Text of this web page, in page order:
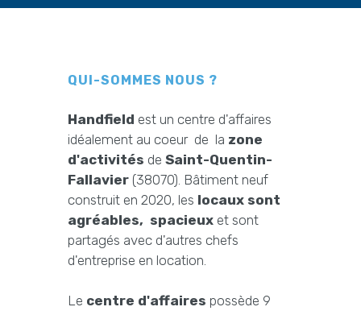
QUI-SOMMES NOUS ?
Handfield est un centre d'affaires
idéalement au coeur de la zone
d'activités de Saint-Quentin-
Fallavier (38070). Bâtiment neuf
construit en 2020, les locaux sont
agréables, spacieux et sont
partagés avec d'autres chefs
d'entreprise en location.
Le centre d'affaires possède 9